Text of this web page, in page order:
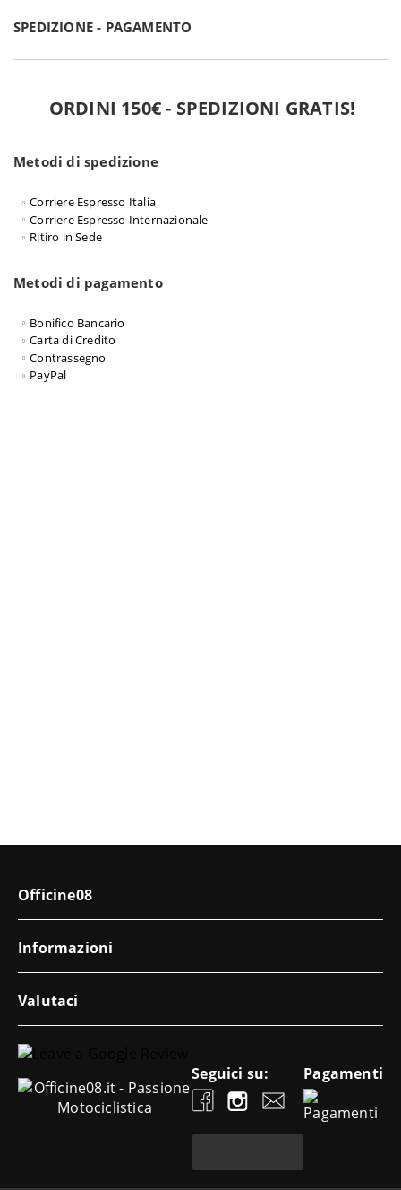
SPEDIZIONE - PAGAMENTO
ORDINI 150€ - SPEDIZIONI GRATIS!
Metodi di spedizione
Corriere Espresso Italia
Corriere Espresso Internazionale
Ritiro in Sede
Metodi di pagamento
Bonifico Bancario
Carta di Credito
Contrassegno
PayPal
Officine08
Informazioni
Valutaci
Seguici su: Pagamenti